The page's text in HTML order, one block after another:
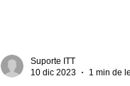
Suporte ITT
10 dic 2023
1 min de